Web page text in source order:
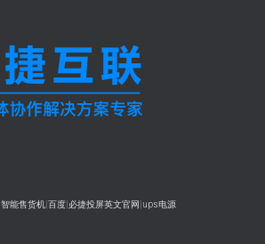
智能售货机 百度 必捷投屏英文官网 ups电源